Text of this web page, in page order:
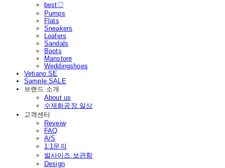
best♡
Pumps
Flats
Sneakers
Loafers
Sandals
Boots
Manstore
Weddingshoes
Vetiano SE
Sample SALE
브랜드 소개
About us
수제화공장 일상
고객센터
Reveiw
FAQ
A/S
1:1문의
발사이즈 보관함
Design